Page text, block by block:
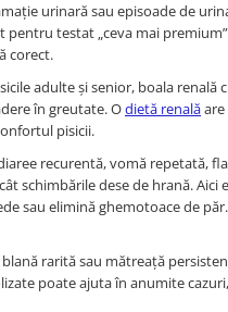
urinară sau episoade de
pentru testat „ceva mai
corect.
adulte și senior, boala
în greutate. Odietă renală
pisicii.
recurentă, vomă repetată,
schimbările dese de hrană.
sau elimină ghemotoace de
rarită sau mătreață
poate ajuta în anumite